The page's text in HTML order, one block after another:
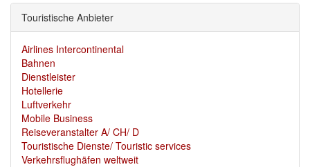
Touristische Anbieter
Airlines Intercontinental
Bahnen
Dienstleister
Hotellerie
Luftverkehr
Mobile Business
Reiseveranstalter A/ CH/ D
Touristische Dienste/ Touristic services
Verkehrsflughäfen weltweit